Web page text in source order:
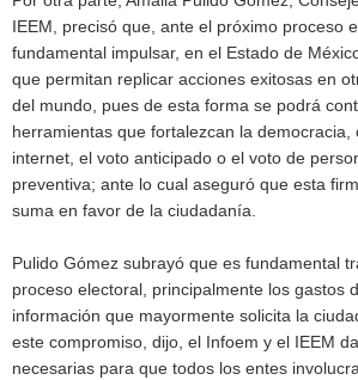
IEEM, precisó que, ante el próximo proceso
fundamental impulsar, en el Estado de
que permitan replicar acciones exitosas en
del mundo, pues de esta forma se podrá
herramientas que fortalezcan la democracia,
internet, el voto anticipado o el voto de
preventiva; ante lo cual aseguró que esta
suma en favor de la ciudadanía.
Pulido Gómez subrayó que es fundamental
proceso electoral, principalmente los gastos
información que mayormente solicita la
este compromiso, dijo, el Infoem y el IEEM
necesarias para que todos los entes